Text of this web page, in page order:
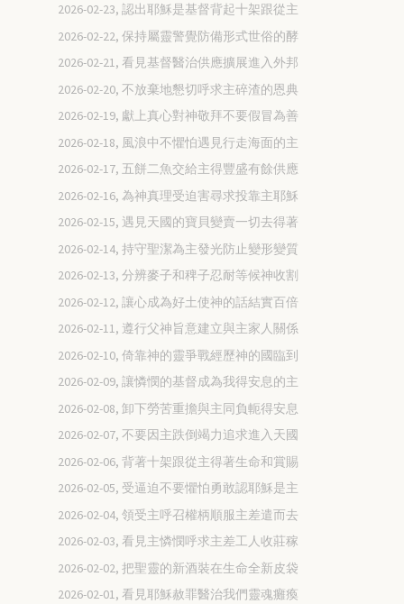
2026-02-23, 認出耶穌是基督背起十架跟從主
2026-02-22, 保持屬靈警覺防備形式世俗的酵
2026-02-21, 看見基督醫治供應擴展進入外邦
2026-02-20, 不放棄地懇切呼求主碎渣的恩典
2026-02-19, 獻上真心對神敬拜不要假冒為善
2026-02-18, 風浪中不懼怕遇見行走海面的主
2026-02-17, 五餅二魚交給主得豐盛有餘供應
2026-02-16, 為神真理受迫害尋求投靠主耶穌
2026-02-15, 遇見天國的寶貝變賣一切去得著
2026-02-14, 持守聖潔為主發光防止變形變質
2026-02-13, 分辨麥子和稗子忍耐等候神收割
2026-02-12, 讓心成為好土使神的話結實百倍
2026-02-11, 遵行父神旨意建立與主家人關係
2026-02-10, 倚靠神的靈爭戰經歷神的國臨到
2026-02-09, 讓憐憫的基督成為我得安息的主
2026-02-08, 卸下勞苦重擔與主同負軛得安息
2026-02-07, 不要因主跌倒竭力追求進入天國
2026-02-06, 背著十架跟從主得著生命和賞賜
2026-02-05, 受逼迫不要懼怕勇敢認耶穌是主
2026-02-04, 領受主呼召權柄順服主差遣而去
2026-02-03, 看見主憐憫呼求主差工人收莊稼
2026-02-02, 把聖靈的新酒裝在生命全新皮袋
2026-02-01, 看見耶穌赦罪醫治我們靈魂癱瘓